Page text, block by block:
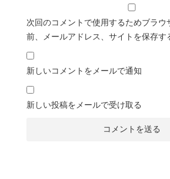
次回のコメントで使用するためブラウ
前、メールアドレス、サイトを保存す
新しいコメントをメールで通知
新しい投稿をメールで受け取る